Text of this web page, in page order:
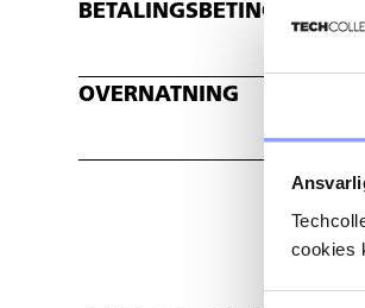
cookies
BETALINGSBETINGELSER
OVERNATNING